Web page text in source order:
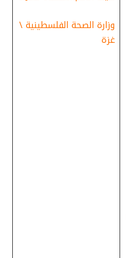
وزارة الصحة الفلسطينية \
غزة